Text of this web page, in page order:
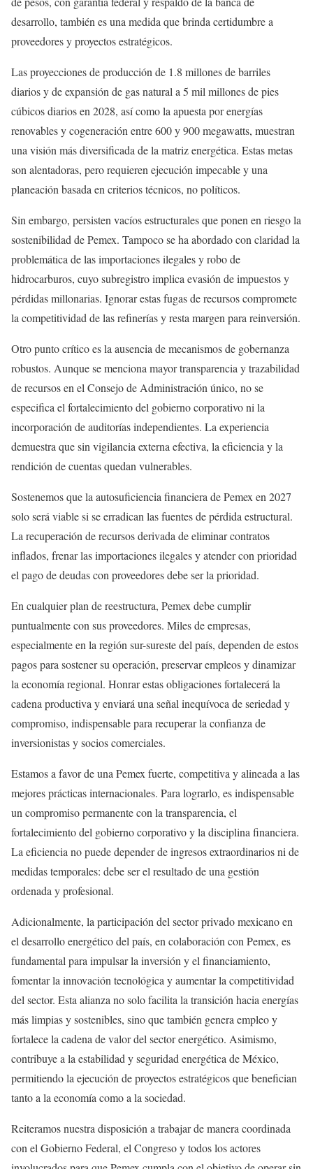
desarrollo, también es una medida que brinda certidumbre a
proveedores y proyectos estratégicos.
Las proyecciones de producción de 1.8 millones de barriles
diarios y de expansión de gas natural a 5 mil millones de pies
cúbicos diarios en 2028, así como la apuesta por energías
renovables y cogeneración entre 600 y 900 megawatts, muestran
una visión más diversificada de la matriz energética. Estas metas
son alentadoras, pero requieren ejecución impecable y una
planeación basada en criterios técnicos, no políticos.
Sin embargo, persisten vacíos estructurales que ponen en riesgo la
sostenibilidad de Pemex. Tampoco se ha abordado con claridad la
problemática de las importaciones ilegales y robo de
hidrocarburos, cuyo subregistro implica evasión de impuestos y
pérdidas millonarias. Ignorar estas fugas de recursos compromete
la competitividad de las refinerías y resta margen para reinversión.
Otro punto crítico es la ausencia de mecanismos de gobernanza
robustos. Aunque se menciona mayor transparencia y trazabilidad
de recursos en el Consejo de Administración único, no se
especifica el fortalecimiento del gobierno corporativo ni la
incorporación de auditorías independientes. La experiencia
demuestra que sin vigilancia externa efectiva, la eficiencia y la
rendición de cuentas quedan vulnerables.
Sostenemos que la autosuficiencia financiera de Pemex en 2027
solo será viable si se erradican las fuentes de pérdida estructural.
La recuperación de recursos derivada de eliminar contratos
inflados, frenar las importaciones ilegales y atender con prioridad
el pago de deudas con proveedores debe ser la prioridad.
En cualquier plan de reestructura, Pemex debe cumplir
puntualmente con sus proveedores. Miles de empresas,
especialmente en la región sur-sureste del país, dependen de estos
pagos para sostener su operación, preservar empleos y dinamizar
la economía regional. Honrar estas obligaciones fortalecerá la
cadena productiva y enviará una señal inequívoca de seriedad y
compromiso, indispensable para recuperar la confianza de
inversionistas y socios comerciales.
Estamos a favor de una Pemex fuerte, competitiva y alineada a las
mejores prácticas internacionales. Para lograrlo, es indispensable
un compromiso permanente con la transparencia, el
fortalecimiento del gobierno corporativo y la disciplina financiera.
La eficiencia no puede depender de ingresos extraordinarios ni de
medidas temporales: debe ser el resultado de una gestión
ordenada y profesional.
Adicionalmente, la participación del sector privado mexicano en
el desarrollo energético del país, en colaboración con Pemex, es
fundamental para impulsar la inversión y el financiamiento,
fomentar la innovación tecnológica y aumentar la competitividad
del sector. Esta alianza no solo facilita la transición hacia energías
más limpias y sostenibles, sino que también genera empleo y
fortalece la cadena de valor del sector energético. Asimismo,
contribuye a la estabilidad y seguridad energética de México,
permitiendo la ejecución de proyectos estratégicos que benefician
tanto a la economía como a la sociedad.
Reiteramos nuestra disposición a trabajar de manera coordinada
con el Gobierno Federal, el Congreso y todos los actores